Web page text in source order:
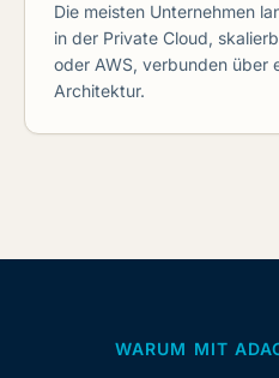
Die meisten Unternehmen
in der Private Cloud,
oder AWS, verbunden über
Architektur.
WARUM MIT